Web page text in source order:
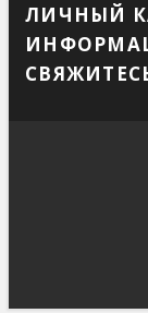
ЛИЧНЫЙ